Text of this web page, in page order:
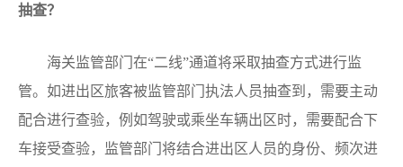
抽查？
海关监管部门在“二线”通道将采取抽查方式进行监
管。如进出区旅客被监管部门执法人员抽查到，需要主动
配合进行查验，例如驾驶或乘坐车辆出区时，需要配合下
车接受查验，监管部门将结合进出区人员的身份、频次进